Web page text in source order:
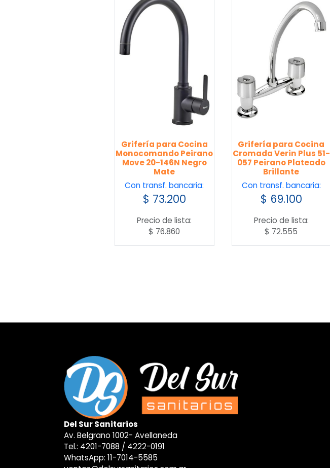
Grifería para Cocina
Monocomando Peirano
Move 20-146N Negro
Mate
Con transf. bancaria:
$ 73.200
Precio de lista:
$ 76.860
Grifería para Cocina
Cromada Verin Plus 51-
057 Peirano Plateado
Brillante
Con transf. bancaria:
$ 69.100
Precio de lista:
$ 72.555
Del Sur Sanitarios
Av. Belgrano 1002- Avellaneda
Tel.: 4201-7088 / 4222-0191
WhatsApp: 11-7014-5585